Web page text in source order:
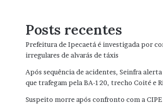
Posts recentes
Prefeitura de Ipecaetá é investigada por
irregulares de alvarás de táxis
Após sequência de acidentes, Seinfra
que trafegam pela BA-120, trecho Coité e
Suspeito morre após confronto com a